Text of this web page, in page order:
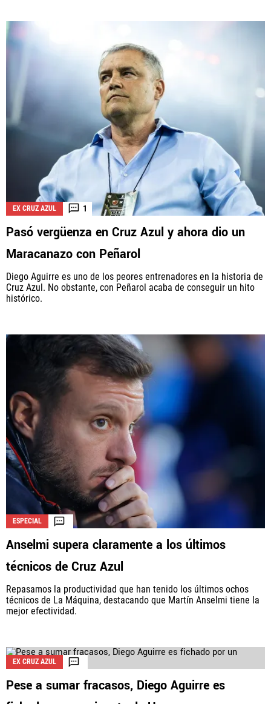
EX CRUZ AZUL 1
Pasó vergüenza en Cruz Azul y ahora dio un
Maracanazo con Peñarol
Diego Aguirre es uno de los peores entrenadores en la historia de
Cruz Azul. No obstante, con Peñarol acaba de conseguir un hito
histórico.
ESPECIAL
Anselmi supera claramente a los últimos
técnicos de Cruz Azul
Repasamos la productividad que han tenido los últimos ochos
técnicos de La Máquina, destacando que Martín Anselmi tiene la
mejor efectividad.
EX CRUZ AZUL
Pese a sumar fracasos, Diego Aguirre es